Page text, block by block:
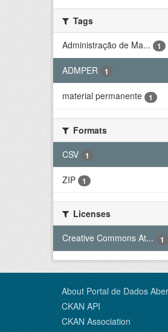
Tags
Administração de Ma...
1
ADMPER 1
material permanente 1
Formats
CSV
1
ZIP 1
Licenses
Creative Commons At...
1
About Portal de Dados
CKAN API
CKAN Association